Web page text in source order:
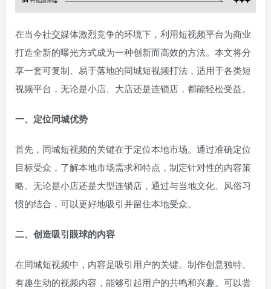
在当今社交媒体激烈竞争的环境下，利用短视频平台为商业
打造全新的曝光方式成为一种创新而高效的方法。本文将分
享一套可复制、易于落地的同城短视频打法，适用于各类短
视频平台，无论是小店、大店还是连锁店，都能轻松受益。
一、定位同城优势
首先，同城短视频的关键在于定位本地市场。通过准确定位
目标受众，了解本地市场需求和特点，制定针对性的内容策
略。无论是小店还是大型连锁店，通过与当地文化、风俗习
惯的结合，可以更好地吸引并留住本地受众。
二、创造吸引眼球的内容
在同城短视频中，内容是吸引用户的关键。制作创意独特、
有趣生动的视频内容，能够引起用户的共鸣和兴趣。可以尝